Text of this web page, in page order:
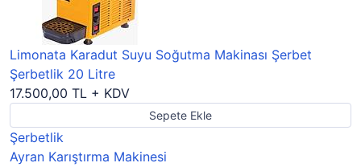
Limonata Karadut Suyu Soğutma Makinası Şerbet
Şerbetlik 20 Litre
17.500,00 TL + KDV
Sepete Ekle
Şerbetlik
Ayran Karıştırma Makinesi